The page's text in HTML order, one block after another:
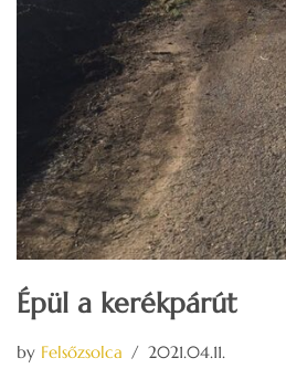
Épül a kerékpárút
by Felsőzsolca 2021.04.11.